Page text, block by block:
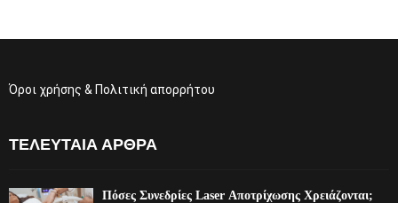
Όροι χρήσης & Πολιτική απορρήτου
ΤΕΛΕΥΤΑΊΑ ΆΡΘΡΑ
Πόσες Συνεδρίες Laser Αποτρίχωσης Χρειάζονται;